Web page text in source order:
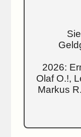
2026:
Olaf O.!,
Markus